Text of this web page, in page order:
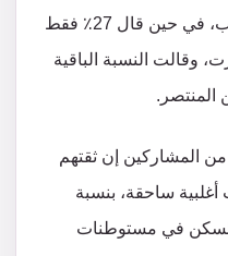
يعتقدون أن بلادهم خسرت الحرب، في حين قال 27٪ فقط
وقالت النسبة الباقية
المنتصر.
نفس الاستطلاع؛ قال 41٪ من المشاركين إن ثقتهم
ساحقة، بنسبة
في مستوطنات